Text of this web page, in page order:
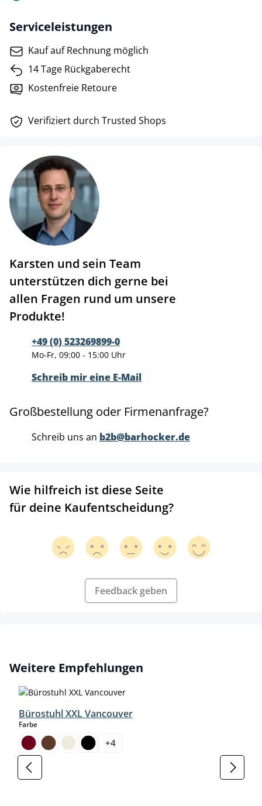
Serviceleistungen
Kauf auf Rechnung möglich
14 Tage Rückgaberecht
Kostenfreie Retoure
Verifiziert durch Trusted Shops
Karsten und sein Team
unterstützen dich gerne bei
allen Fragen rund um unsere
Produkte!
+49 (0) 523269899-0
Mo-Fr, 09:00 - 15:00 Uhr
Schreib mir eine E-Mail
Großbestellung oder Firmenanfrage?
Schreib uns an b2b@barhocker.de
Wie hilfreich ist diese Seite
für deine Kaufentscheidung?
Feedback geben
Produktgalerie überspringen
Weitere Empfehlungen
Bürostuhl XXL Vancouver
Farbeauswählen
+4